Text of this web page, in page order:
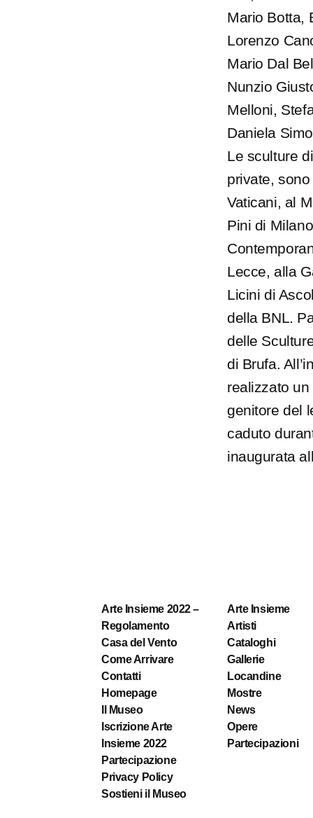
Mario Botta,
Lorenzo
Mario Dal
Nunzio
Melloni,
Daniela
Le sculture
private,
Vaticani, al
Pini di
Lecce, alla
Licini di
della BNL.
delle
di Brufa.
realizzato
genitore del
caduto
inaugurata
Arte Insieme 2022 –
Regolamento
Casa del Vento
Come Arrivare
Contatti
Homepage
Il Museo
Iscrizione Arte
Insieme 2022
Partecipazione
Privacy Policy
Sostieni il Museo
Arte Insieme
Artisti
Cataloghi
Gallerie
Locandine
Mostre
News
Opere
Partecipazioni